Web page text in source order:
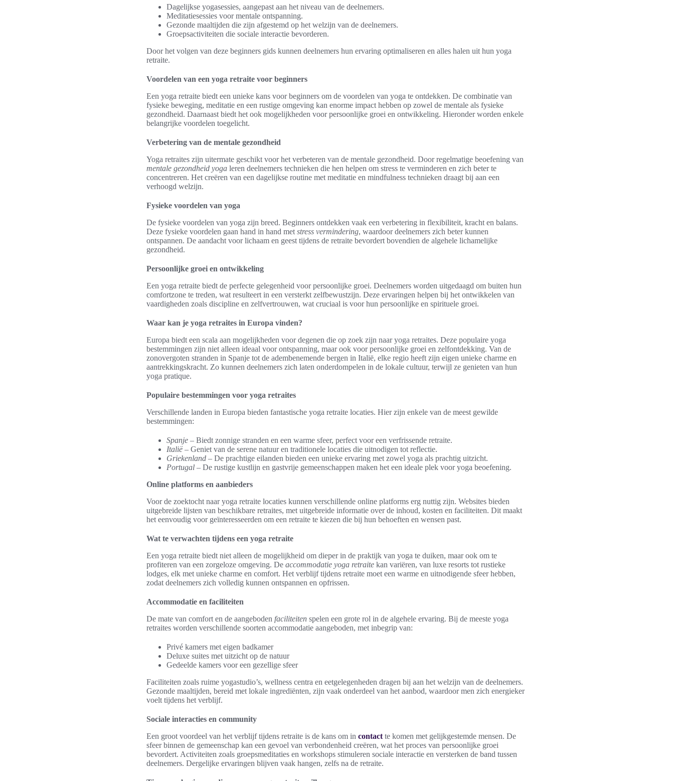
Dagelijkse yogasessies, aangepast aan het niveau van de deelnemers.
Meditatiesessies voor mentale ontspanning.
Gezonde maaltijden die zijn afgestemd op het welzijn van de deelnemers.
Groepsactiviteiten die sociale interactie bevorderen.
Door het volgen van deze beginners gids kunnen deelnemers hun ervaring optimaliseren en alles halen uit hun yoga
retraite.
Voordelen van een yoga retraite voor beginners
Een yoga retraite biedt een unieke kans voor beginners om de voordelen van yoga te ontdekken. De combinatie van
fysieke beweging, meditatie en een rustige omgeving kan enorme impact hebben op zowel de mentale als fysieke
gezondheid. Daarnaast biedt het ook mogelijkheden voor persoonlijke groei en ontwikkeling. Hieronder worden enkele
belangrijke voordelen toegelicht.
Verbetering van de mentale gezondheid
Yoga retraites zijn uitermate geschikt voor het verbeteren van de mentale gezondheid. Door regelmatige beoefening van
mentale gezondheid yoga leren deelnemers technieken die hen helpen om stress te verminderen en zich beter te
concentreren. Het creëren van een dagelijkse routine met meditatie en mindfulness technieken draagt bij aan een
verhoogd welzijn.
Fysieke voordelen van yoga
De fysieke voordelen van yoga zijn breed. Beginners ontdekken vaak een verbetering in flexibiliteit, kracht en balans.
Deze fysieke voordelen gaan hand in hand met stress vermindering, waardoor deelnemers zich beter kunnen
ontspannen. De aandacht voor lichaam en geest tijdens de retraite bevordert bovendien de algehele lichamelijke
gezondheid.
Persoonlijke groei en ontwikkeling
Een yoga retraite biedt de perfecte gelegenheid voor persoonlijke groei. Deelnemers worden uitgedaagd om buiten hun
comfortzone te treden, wat resulteert in een versterkt zelfbewustzijn. Deze ervaringen helpen bij het ontwikkelen van
vaardigheden zoals discipline en zelfvertrouwen, wat cruciaal is voor hun persoonlijke en spirituele groei.
Waar kan je yoga retraites in Europa vinden?
Europa biedt een scala aan mogelijkheden voor degenen die op zoek zijn naar yoga retraites. Deze populaire yoga
bestemmingen zijn niet alleen ideaal voor ontspanning, maar ook voor persoonlijke groei en zelfontdekking. Van de
zonovergoten stranden in Spanje tot de adembenemende bergen in Italië, elke regio heeft zijn eigen unieke charme en
aantrekkingskracht. Zo kunnen deelnemers zich laten onderdompelen in de lokale cultuur, terwijl ze genieten van hun
yoga pratique.
Populaire bestemmingen voor yoga retraites
Verschillende landen in Europa bieden fantastische yoga retraite locaties. Hier zijn enkele van de meest gewilde
bestemmingen:
Spanje – Biedt zonnige stranden en een warme sfeer, perfect voor een verfrissende retraite.
Italië – Geniet van de serene natuur en traditionele locaties die uitnodigen tot reflectie.
Griekenland – De prachtige eilanden bieden een unieke ervaring met zowel yoga als prachtig uitzicht.
Portugal – De rustige kustlijn en gastvrije gemeenschappen maken het een ideale plek voor yoga beoefening.
Online platforms en aanbieders
Voor de zoektocht naar yoga retraite locaties kunnen verschillende online platforms erg nuttig zijn. Websites bieden
uitgebreide lijsten van beschikbare retraites, met uitgebreide informatie over de inhoud, kosten en faciliteiten. Dit maakt
het eenvoudig voor geïnteresseerden om een retraite te kiezen die bij hun behoeften en wensen past.
Wat te verwachten tijdens een yoga retraite
Een yoga retraite biedt niet alleen de mogelijkheid om dieper in de praktijk van yoga te duiken, maar ook om te
profiteren van een zorgeloze omgeving. De accommodatie yoga retraite kan variëren, van luxe resorts tot rustieke
lodges, elk met unieke charme en comfort. Het verblijf tijdens retraite moet een warme en uitnodigende sfeer hebben,
zodat deelnemers zich volledig kunnen ontspannen en opfrissen.
Accommodatie en faciliteiten
De mate van comfort en de aangeboden faciliteiten spelen een grote rol in de algehele ervaring. Bij de meeste yoga
retraites worden verschillende soorten accommodatie aangeboden, met inbegrip van:
Privé kamers met eigen badkamer
Deluxe suites met uitzicht op de natuur
Gedeelde kamers voor een gezellige sfeer
Faciliteiten zoals ruime yogastudio’s, wellness centra en eetgelegenheden dragen bij aan het welzijn van de deelnemers.
Gezonde maaltijden, bereid met lokale ingrediënten, zijn vaak onderdeel van het aanbod, waardoor men zich energieker
voelt tijdens het verblijf.
Sociale interacties en community
Een groot voordeel van het verblijf tijdens retraite is de kans om in contact te komen met gelijkgestemde mensen. De
sfeer binnen de gemeenschap kan een gevoel van verbondenheid creëren, wat het proces van persoonlijke groei
bevordert. Activiteiten zoals groepsmeditaties en workshops stimuleren sociale interactie en versterken de band tussen
deelnemers. Dergelijke ervaringen blijven vaak hangen, zelfs na de retraite.